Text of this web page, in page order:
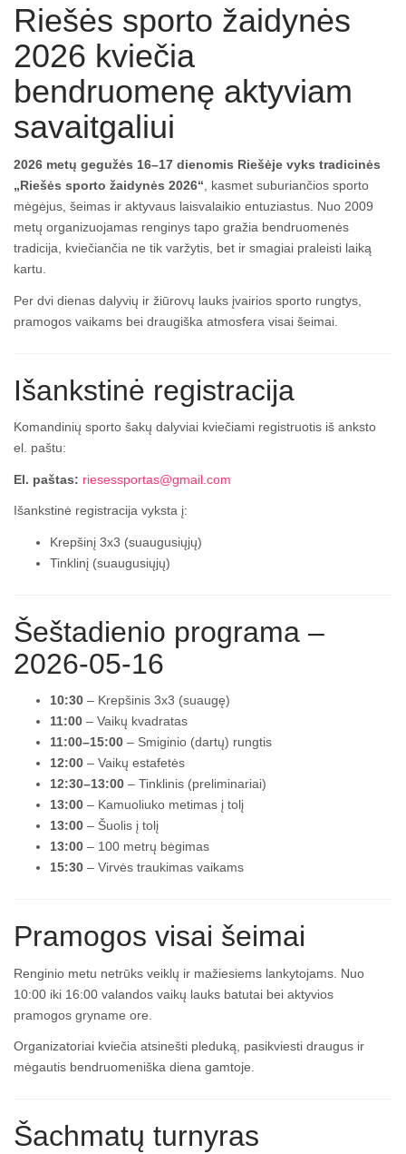
Riešės sporto žaidynės
2026 kviečia
bendruomenę aktyviam
savaitgaliui
2026 metų gegužės 16–17 dienomis Riešėje vyks tradicinės
„Riešės sporto žaidynės 2026“, kasmet suburiančios sporto
mėgėjus, šeimas ir aktyvaus laisvalaikio entuziastus. Nuo 2009
metų organizuojamas renginys tapo gražia bendruomenės
tradicija, kviečiančia ne tik varžytis, bet ir smagiai praleisti laiką
kartu.
Per dvi dienas dalyvių ir žiūrovų lauks įvairios sporto rungtys,
pramogos vaikams bei draugiška atmosfera visai šeimai.
Išankstinė registracija
Komandinių sporto šakų dalyviai kviečiami registruotis iš anksto
el. paštu:
El. paštas: riesessportas@gmail.com
Išankstinė registracija vyksta į:
Krepšinį 3x3 (suaugusiųjų)
Tinklinį (suaugusiųjų)
Šeštadienio programa –
2026-05-16
10:30 – Krepšinis 3x3 (suaugę)
11:00 – Vaikų kvadratas
11:00–15:00 – Smiginio (dartų) rungtis
12:00 – Vaikų estafetės
12:30–13:00 – Tinklinis (preliminariai)
13:00 – Kamuoliuko metimas į tolį
13:00 – Šuolis į tolį
13:00 – 100 metrų bėgimas
15:30 – Virvės traukimas vaikams
Pramogos visai šeimai
Renginio metu netrūks veiklų ir mažiesiems lankytojams. Nuo
10:00 iki 16:00 valandos vaikų lauks batutai bei aktyvios
pramogos gryname ore.
Organizatoriai kviečia atsinešti pleduką, pasikviesti draugus ir
mėgautis bendruomeniška diena gamtoje.
Šachmatų turnyras